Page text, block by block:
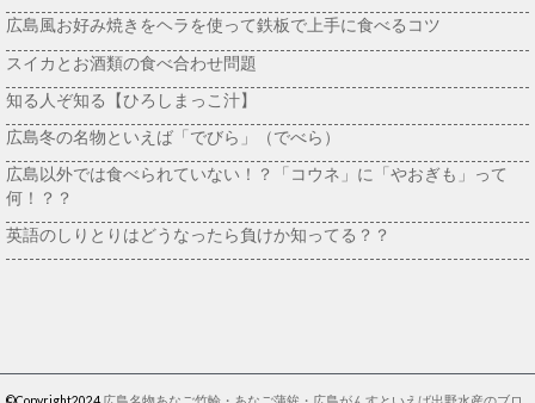
広島風お好み焼きをヘラを使って鉄板で上手に食べるコツ
スイカとお酒類の食べ合わせ問題
知る人ぞ知る【ひろしまっこ汁】
広島冬の名物といえば「でびら」（でべら）
広島以外では食べられていない！？「コウネ」に「やおぎも」って
何！？？
英語のしりとりはどうなったら負けか知ってる？？